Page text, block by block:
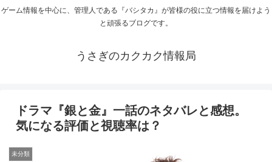
ゲーム情報を中心に、管理人である『バシタカ』が皆様の役に立つ情報を届けよう
と頑張るブログです。
うさぎのカクカク情報局
ドラマ『銀と金』一話のネタバレと感想。
気になる評価と視聴率は？
未分類